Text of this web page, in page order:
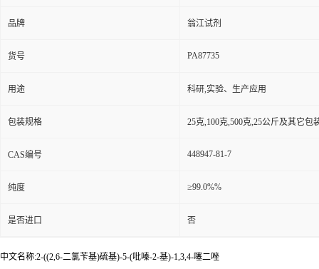
品牌 翁江试剂
货号 PA87735
用途 科研,实验、生产应用
包装规格 25克,100克,500克,25公斤及其它包
CAS编号 448947-81-7
纯度 ≥99.0%%
是否进口 否
中文名称:2-((2,6-二氯苄基)硫基)-5-(吡嗪-2-基)-1,3,4-噻二唑